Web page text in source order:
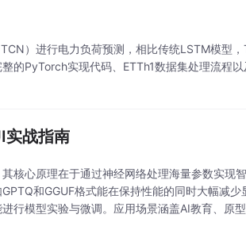
）进行电力负荷预测，相比传统LSTM模型
的PyTorch实现代码、ETTh1数据集处理流程以
实战指南
核心原理在于通过神经网络处理海量参数实现
和GGUF格式能在保持性能的同时大幅减少
行模型实验与微调。应用场景涵盖AI教育、原